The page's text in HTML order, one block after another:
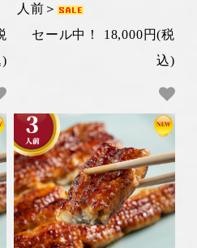
人前＞
セール中！ 18,000円(税
込)